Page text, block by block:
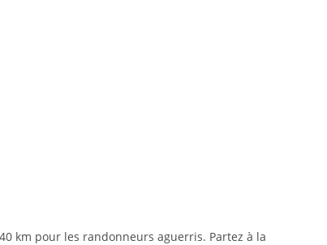
km pour les randonneurs aguerris. Partez à la